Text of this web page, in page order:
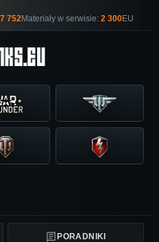
7 752Materiały w serwisie: 2 300EU
PORADNIKI